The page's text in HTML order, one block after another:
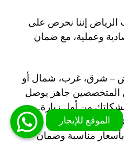
الرياض إننا نحرص على
وعملية، مع ضمان
– شرق، غرب، شمال أو
المتخصصين جاهز يوصل
من أول زيارة.
إصلاح، تركيب، صيانة،
مناسبة وضمان